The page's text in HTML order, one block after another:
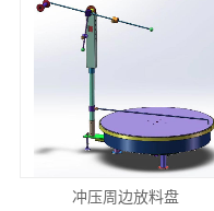
冲压周边放料盘